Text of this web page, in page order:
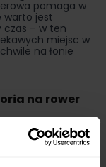
pomaga w
warto jest
czas – w ten
miejsc w
na łonie
na rower